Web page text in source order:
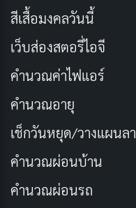
ตาราง 9 ครั้ง
สร้างแฟลชการ์ด
สีเสื้อมงคลวันนี้
เว็บส่องสตอรี่ไอจี
คำนวณค่าไฟแอร์
คำนวณอายุ
เช็กวันหยุด/วางแผนลา
คำนวณผ่อนบ้าน
คำนวณผ่อนรถ